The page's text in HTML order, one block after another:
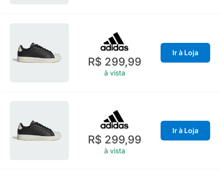
R$ 299,99
à vista
Ir à Loja
R$ 299,99
à vista
Ir à Loja